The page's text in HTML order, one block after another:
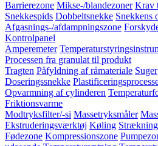
Barrierezone Mikse-/blandezoner Krav
Snekkespids Dobbeltsnekke Snekkens
Afgasnings-/afdampningszone
Kontrolpanel
Amperemeter
Processen fra granulat til produkt
Tragten Påfyldning af råmateriale Suger
Doseringssnekke
Opvarmning af cylinderen
Friktionsvarme
Modtryksfilter/-si Massetryksmåler
Ekstruderingsværktøj Køling Strækning
Fødezone Kompressionszone